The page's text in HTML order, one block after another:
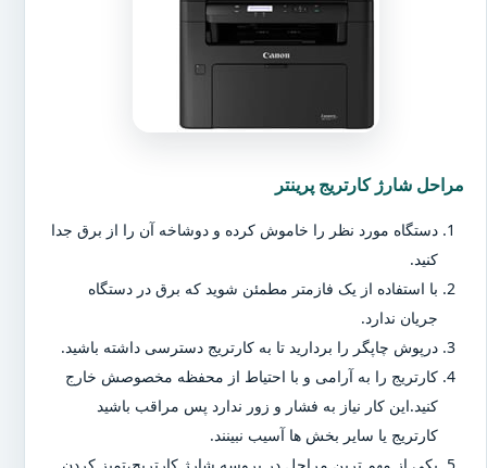
مراحل شارژ کارتریج پرینتر
دستگاه مورد نظر را خاموش کرده و دوشاخه آن را از برق جدا
کنید.
با استفاده از یک فازمتر مطمئن شوید که برق در دستگاه
جریان ندارد.
درپوش چاپگر را بردارید تا به کارتریج دسترسی داشته باشید.
کارتریج را به آرامی و با احتیاط از محفظه مخصوصش خارج
کنید.این کار نیاز به فشار و زور ندارد پس مراقب باشید
کارتریج یا سایر بخش ها آسیب نبینند.